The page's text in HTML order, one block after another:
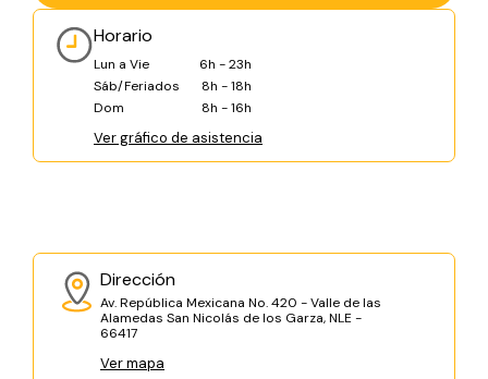
Horario
Lun a Vie
6h - 23h
Sáb/Feriados
8h - 18h
Dom
8h - 16h
Ver gráfico de asistencia
Dirección
Av. República Mexicana No. 420 - Valle de las
Alamedas San Nicolás de los Garza, NLE -
66417
Ver mapa